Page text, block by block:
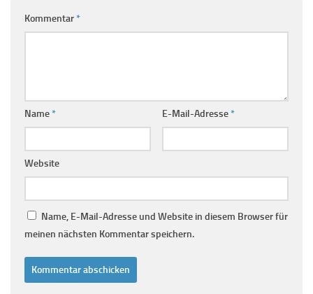
Kommentar*
Name* E-Mail-Adresse*
Website
Name, E-Mail-Adresse und Website in diesem Browser für
meinen nächsten Kommentar speichern.